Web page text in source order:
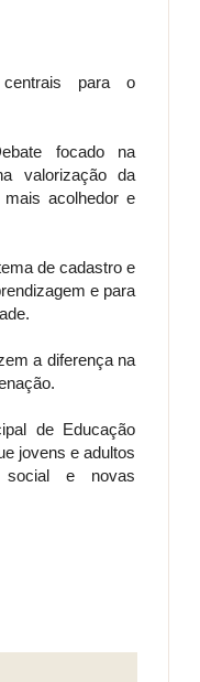
para o
focado na
valorização da
acolhedor e
de cadastro e
e para
a diferença na
de Educação
jovens e adultos
social e novas